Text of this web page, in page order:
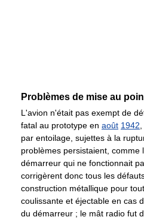
Problèmes de mise au
L'avion n'était pas exempt de
fatal au prototype en août 1942
par entoilage, sujettes à la
problèmes persistaient,
démarreur qui ne fonctionnait
corrigèrent donc tous les
construction métallique pour
coulissante et éjectable en cas
du démarreur ; le mât radio fut